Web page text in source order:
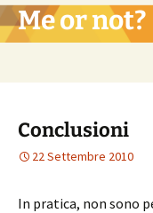
Vai
al Me or not?
Conclusioni
22 Settembre 2010
In pratica, non sono